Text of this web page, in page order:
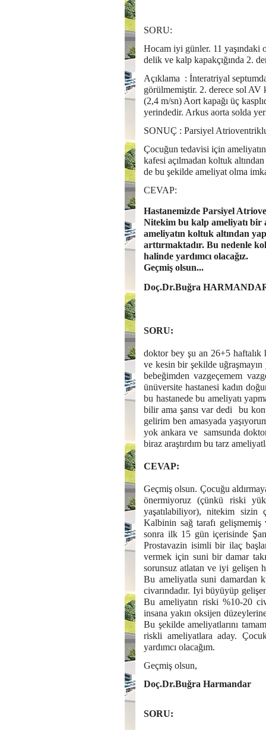
SORU:
Hocam iyi günler. 11 yaşındaki
delik ve kalp kapakçığında 2.
Açıklama : İnteratriyal
görülmemiştir. 2. derece sol
(2,4 m/sn) Aort kapağı üç
yerindedir. Arkus aorta solda
SONUÇ : Parsiyel
Çocuğun tedavisi için
kafesi açılmadan koltuk
de bu şekilde ameliyat olma
CEVAP:
Hastanemizde Parsiyel
Nitekim bu kalp ameliyatı bir
ameliyatın koltuk altından
arttırmaktadır. Bu nedenle
halinde yardımcı olacağız.
Geçmiş olsun...
Doç.Dr.Buğra
SORU:
doktor bey şu an 26+5
ve kesin bir şekilde
bebeğimden vazgeçemem
ünüversite hastanesi kadın
bu hastanede bu ameliyatı
bilir ama şansı var dedi bu
gelirim ben amasyada
yok ankara ve samsunda
biraz araştırdım bu tarz
CEVAP:
Geçmiş olsun. Çocuğu
önermiyoruz (çünkü riski
yaşatılabiliyor), nitekim sizin
Kalbinin sağ tarafı gelişmemiş
sonra ilk 15 gün içerisinde
Prostavazin isimli bir ilaç
vermek için suni bir damar
sorunsuz atlatan ve iyi gelişen
Bu ameliyatla suni damardan
civarındadır. Iyi büyüyüp
Bu ameliyatın riski %10-20
insana yakın oksijen
Bu şekilde ameliyatlarını
riskli ameliyatlara aday.
yardımcı olacağım.
Geçmiş olsun,
Doç.Dr.Buğra Harmandar
SORU: